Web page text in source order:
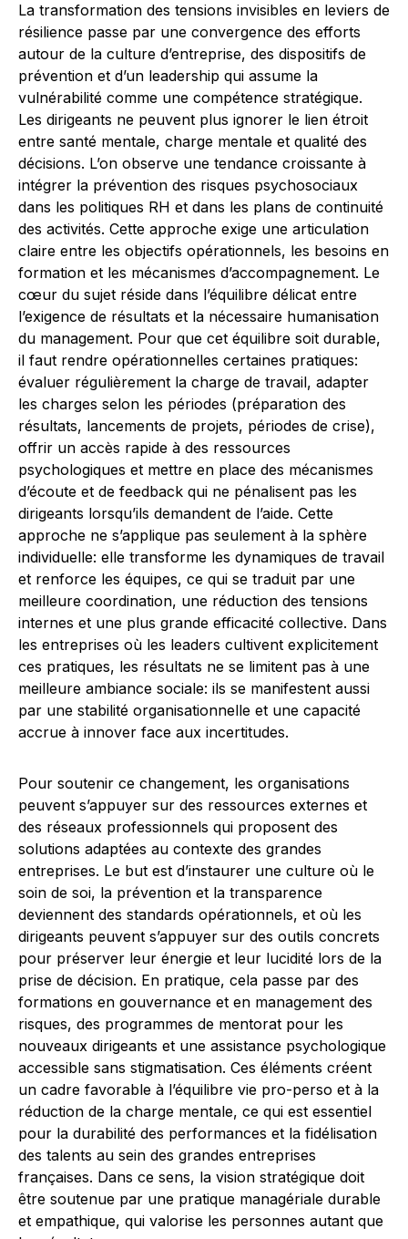
La transformation des tensions invisibles en leviers de
résilience passe par une convergence des efforts
autour de la culture d’entreprise, des dispositifs de
prévention et d’un leadership qui assume la
vulnérabilité comme une compétence stratégique.
Les dirigeants ne peuvent plus ignorer le lien étroit
entre santé mentale, charge mentale et qualité des
décisions. L’on observe une tendance croissante à
intégrer la prévention des risques psychosociaux
dans les politiques RH et dans les plans de continuité
des activités. Cette approche exige une articulation
claire entre les objectifs opérationnels, les besoins en
formation et les mécanismes d’accompagnement. Le
cœur du sujet réside dans l’équilibre délicat entre
l’exigence de résultats et la nécessaire humanisation
du management. Pour que cet équilibre soit durable,
il faut rendre opérationnelles certaines pratiques:
évaluer régulièrement la charge de travail, adapter
les charges selon les périodes (préparation des
résultats, lancements de projets, périodes de crise),
offrir un accès rapide à des ressources
psychologiques et mettre en place des mécanismes
d’écoute et de feedback qui ne pénalisent pas les
dirigeants lorsqu’ils demandent de l’aide. Cette
approche ne s’applique pas seulement à la sphère
individuelle: elle transforme les dynamiques de travail
et renforce les équipes, ce qui se traduit par une
meilleure coordination, une réduction des tensions
internes et une plus grande efficacité collective. Dans
les entreprises où les leaders cultivent explicitement
ces pratiques, les résultats ne se limitent pas à une
meilleure ambiance sociale: ils se manifestent aussi
par une stabilité organisationnelle et une capacité
accrue à innover face aux incertitudes.
Pour soutenir ce changement, les organisations
peuvent s’appuyer sur des ressources externes et
des réseaux professionnels qui proposent des
solutions adaptées au contexte des grandes
entreprises. Le but est d’instaurer une culture où le
soin de soi, la prévention et la transparence
deviennent des standards opérationnels, et où les
dirigeants peuvent s’appuyer sur des outils concrets
pour préserver leur énergie et leur lucidité lors de la
prise de décision. En pratique, cela passe par des
formations en gouvernance et en management des
risques, des programmes de mentorat pour les
nouveaux dirigeants et une assistance psychologique
accessible sans stigmatisation. Ces éléments créent
un cadre favorable à l’équilibre vie pro-perso et à la
réduction de la charge mentale, ce qui est essentiel
pour la durabilité des performances et la fidélisation
des talents au sein des grandes entreprises
françaises. Dans ce sens, la vision stratégique doit
être soutenue par une pratique managériale durable
et empathique, qui valorise les personnes autant que